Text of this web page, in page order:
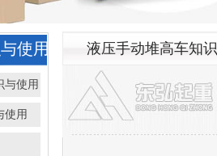
使用
与使用
使用
液压手动堆高车知